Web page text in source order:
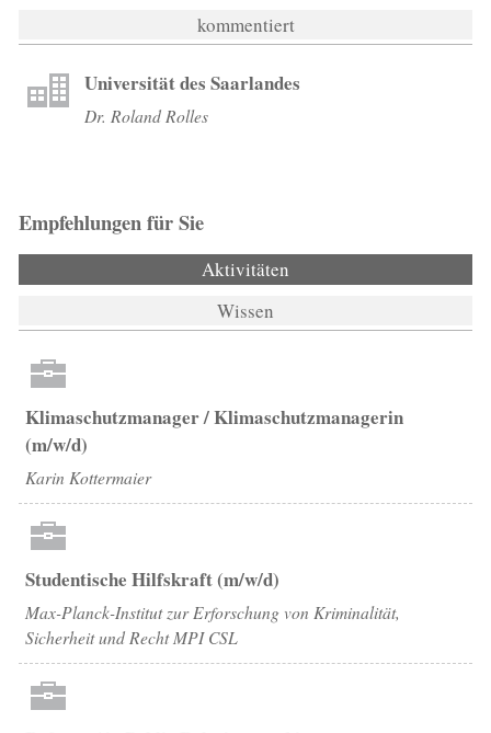
kommentiert
Universität des Saarlandes
Dr. Roland Rolles
Empfehlungen für Sie
Aktivitäten
Wissen
Klimaschutzmanager / Klimaschutzmanagerin
(m/w/d)
Karin Kottermaier
Studentische Hilfskraft (m/w/d)
Max-Planck-Institut zur Erforschung von Kriminalität,
Sicherheit und Recht MPI CSL